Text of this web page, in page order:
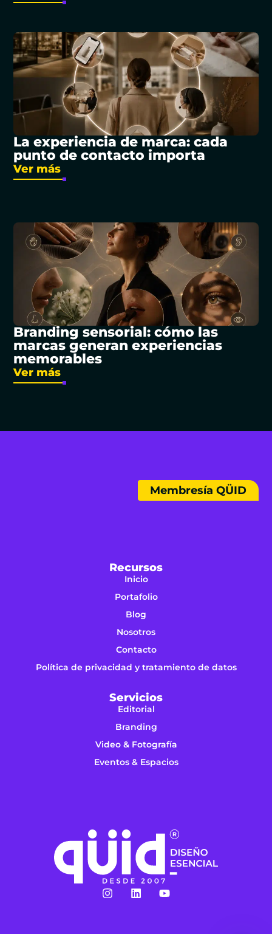
La experiencia de marca: cada
punto de contacto importa
Ver más
Branding sensorial: cómo las
marcas generan experiencias
memorables
Ver más
Recursos
Inicio
Portafolio
Blog
Nosotros
Contacto
Política de privacidad y tratamiento de datos
Servicios
Editorial
Branding
Video & Fotografía
Eventos & Espacios
Membresía QÜID